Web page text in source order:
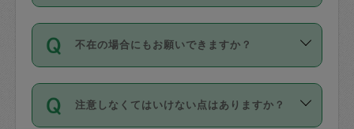
を依頼してください。
参考
【詳細】タスカジさんの登録に際
写真を撮り、
詳細FAQ：
損害賠償保険について教えて
可能です。
1. 直前キャンセル（定期、スポット契約
共通）
72時間を超える※と、以下のキャンセル
「お試し利用」というメニューはありま
せんが、「一回のみ」依頼を活用するこ
とによって、気に入ったタスカジさんを
不在の場合にもお願いできますか？
不在の場合の作業はタスカジさんの同意
が必要です。数回の依頼ののち、タスカ
注意しなくてはいけない点はありますか？